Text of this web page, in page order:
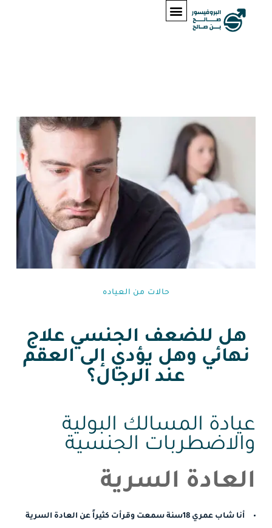
حالات من العياده⁩
هل للضعف الجنسي علاج
نهائي وهل يؤدي إلى العقم
عند الرجال؟
عيادة المسالك البولية
والاضطربات الجنسية
العادة السرية
أنا شاب عمري 18سنة سمعت وقرأت كثيراً عن العادة السرية